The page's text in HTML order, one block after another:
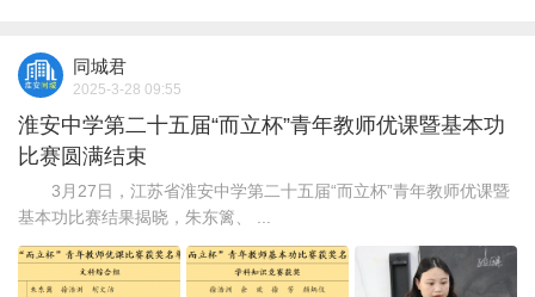
同城君
2025-3-28 09:55
淮安中学第二十五届“而立杯”青年教师优课暨基本功
比赛圆满结束
3月27日，江苏省淮安中学第二十五届“而立杯”青年教师优课暨
基本功比赛结果揭晓，朱东篱、 ...